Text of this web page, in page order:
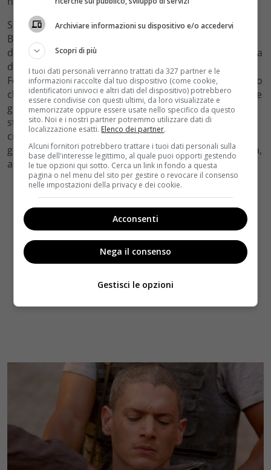
Sulla possibilità di vedere unaStagione 6di Prison
Break, Scheuring ha dichiarato: “Penso che sia una
domanda per il 5 Aprile (il giorno dopo la messa in onda
del primo episodio negli USA, n.d.r.). Tutto dipende da
Fox in definitiva: una nuova stagione non ci sarà a meno
che non rientri nei loro interessi. Da parte nostra, come
gruppo, dobbiamo sapere di stare sviluppando una
storia che sia degna di essere raccontata. L’integrità
creativa è estremamente importante. Se dovessimo
giungere ad una storia per cui ne valga davvero la pena,
allora sarà possibile”.
Archiviare informazioni su dispositivo e/o accedervi
Scopri di più
I tuoi dati personali verranno trattati da 327 partner e le
informazioni raccolte dal tuo dispositivo (come cookie,
identificatori univoci e altri dati del dispositivo) potrebbero
essere condivise con questi ultimi, da loro visualizzate e
memorizzate oppure essere usate nello specifico da questo
sito. Noi e i nostri partner potremmo utilizzare dati di
localizzazione esatti. Elenco dei partner.
Alcuni fornitori potrebbero trattare i tuoi dati personali sulla
base dell'interesse legittimo, al quale puoi opporti gestendo
le tue opzioni qui sotto. Cerca un link in fondo a questa
pagina o nel menu del sito per gestire o revocare il consenso
nelle impostazioni della privacy e dei cookie.
Acconsenti
Nega il consenso
Gestisci le opzioni